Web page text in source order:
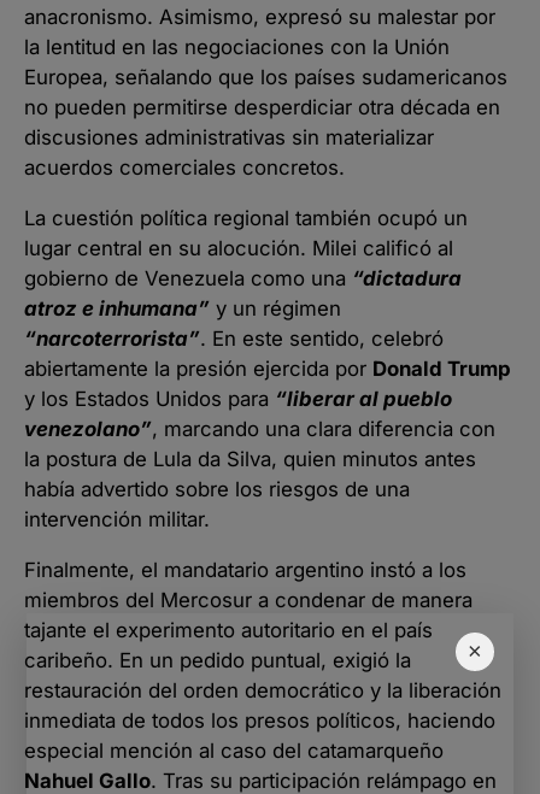
×
anacronismo. Asimismo, expresó su malestar por
la lentitud en las negociaciones con la Unión
Europea, señalando que los países sudamericanos
no pueden permitirse desperdiciar otra década en
discusiones administrativas sin materializar
acuerdos comerciales concretos.
La cuestión política regional también ocupó un
lugar central en su alocución. Milei calificó al
gobierno de Venezuela como una “dictadura
atroz e inhumana” y un régimen
“narcoterrorista”. En este sentido, celebró
abiertamente la presión ejercida por Donald Trump
y los Estados Unidos para “liberar al pueblo
venezolano”, marcando una clara diferencia con
la postura de Lula da Silva, quien minutos antes
había advertido sobre los riesgos de una
intervención militar.
Finalmente, el mandatario argentino instó a los
miembros del Mercosur a condenar de manera
tajante el experimento autoritario en el país
caribeño. En un pedido puntual, exigió la
restauración del orden democrático y la liberación
inmediata de todos los presos políticos, haciendo
especial mención al caso del catamarqueño
Nahuel Gallo. Tras su participación relámpago en